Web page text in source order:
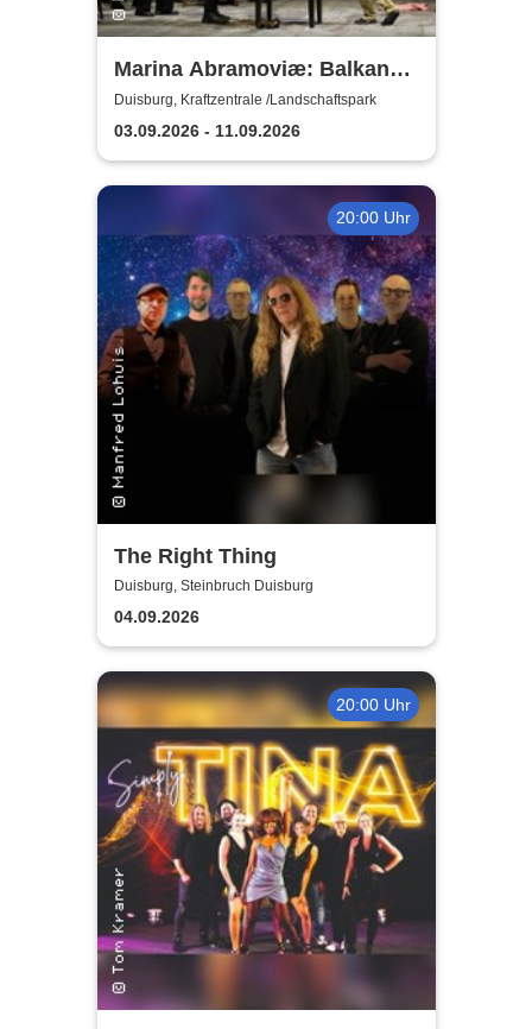
Marina Abramoviæ: Balkan
Erotic Epic
Duisburg, Kraftzentrale /Landschaftspark
03.09.2026 - 11.09.2026
20:00 Uhr
The Right Thing
Duisburg, Steinbruch Duisburg
04.09.2026
20:00 Uhr